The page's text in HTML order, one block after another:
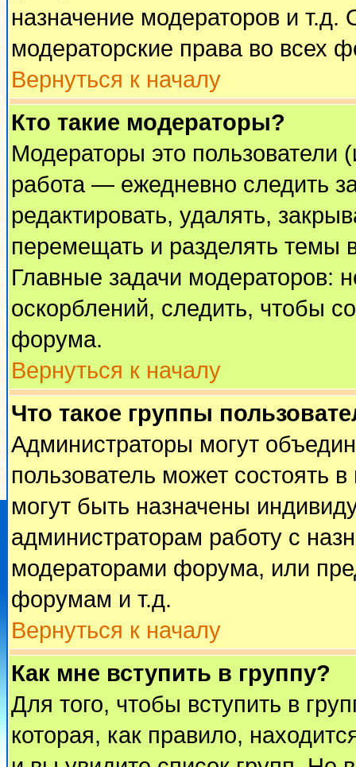
назначение модераторов и
модераторские права во всех
Вернуться к началу
Кто такие модераторы?
Модераторы это пользователи
работа — ежедневно следить
редактировать, удалять,
перемещать и разделять темы
Главные задачи модераторов:
оскорблений, следить, чтобы
форума.
Вернуться к началу
Что такое группы
Администраторы могут
пользователь может состоять
могут быть назначены
администраторам работу с
модераторами форума, или
форумам и т.д.
Вернуться к началу
Как мне вступить в группу?
Для того, чтобы вступить в
которая, как правило,